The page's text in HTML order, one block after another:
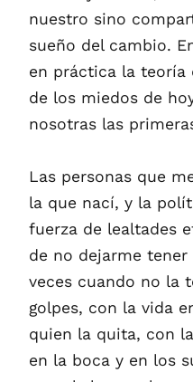
nuestro sino
sueño del cambio.
en práctica la
de los miedos de
nosotras las
Las personas que
la que nací, y la
fuerza de lealtades
de no dejarme
veces cuando no la
golpes, con la vida
quien la quita, con
en la boca y en los